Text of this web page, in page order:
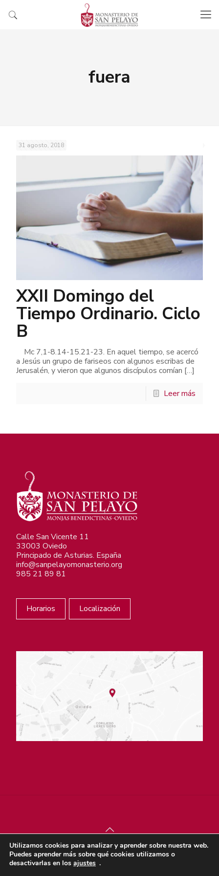
fuera
31 agosto, 2018
XXII Domingo del
Tiempo Ordinario. Ciclo
B
Mc 7,1-8.14-15.21-23. En aquel tiempo, se acercó
a Jesús un grupo de fariseos con algunos escribas de
Jerusalén, y vieron que algunos discípulos comían […]
Leer más
Calle San Vicente 11
33003 Oviedo
Principado de Asturias. España
info@sanpelayomonasterio.org
985 21 89 81
Horarios Localización
© sjdigital 2022 |Política de privacidad|Aviso legal
Política de cookies
Utilizamos cookies para analizar y aprender sobre nuestra web.
Puedes aprender más sobre qué cookies utilizamos o
desactivarlas en los ajustes .